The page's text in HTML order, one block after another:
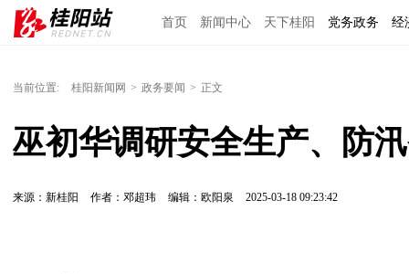
首页 新闻中心 天下桂阳 党务政务 经
当前位置: 桂阳新闻网 > 政务要闻 > 正文
巫初华调研安全生产、防
来源：新桂阳 作者：邓超玮 编辑：欧阳泉 2025-03-18 09:23:42